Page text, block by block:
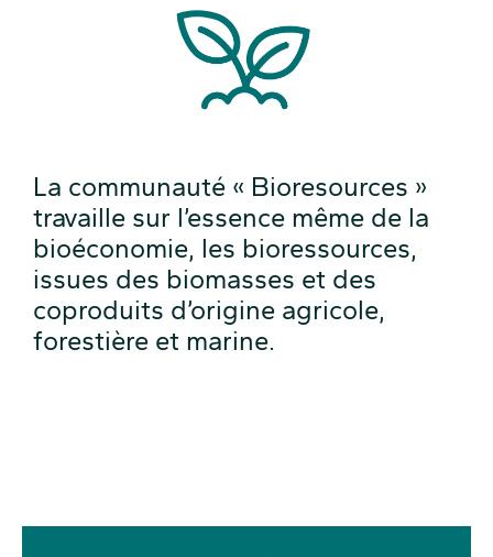
La communauté « Bioresources »
travaille sur l’essence même de la
bioéconomie, les bioressources,
issues des biomasses et des
coproduits d’origine agricole,
forestière et marine.